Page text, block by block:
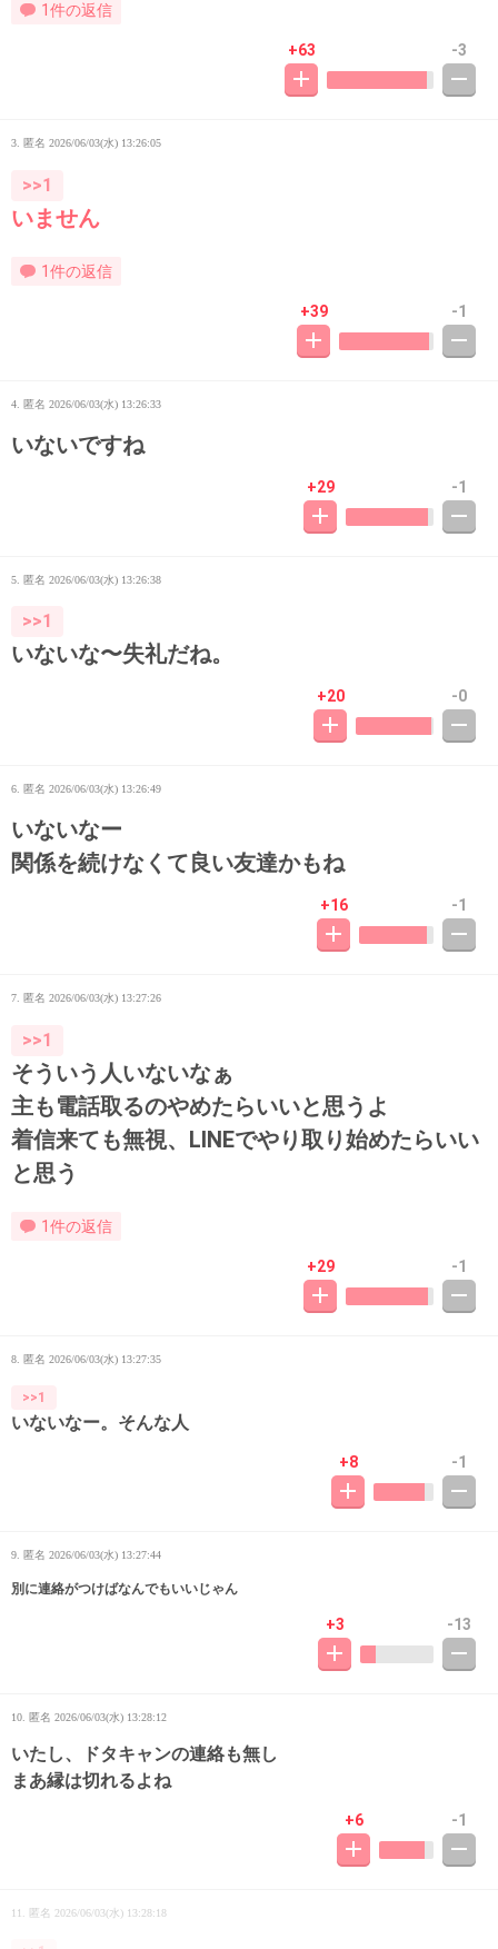
1件の返信
+63 -3
3. 匿名 2026/06/03(水) 13:26:05
>>1
いません
1件の返信
+39 -1
4. 匿名 2026/06/03(水) 13:26:33
いないですね
+29 -1
5. 匿名 2026/06/03(水) 13:26:38
>>1
いないな〜失礼だね。
+20 -0
6. 匿名 2026/06/03(水) 13:26:49
いないなー
関係を続けなくて良い友達かもね
+16 -1
7. 匿名 2026/06/03(水) 13:27:26
>>1
そういう人いないなぁ
主も電話取るのやめたらいいと思うよ
着信来ても無視、LINEでやり取り始めたらいい
と思う
1件の返信
+29 -1
8. 匿名 2026/06/03(水) 13:27:35
>>1
いないなー。そんな人
+8 -1
9. 匿名 2026/06/03(水) 13:27:44
別に連絡がつけばなんでもいいじゃん
+3 -13
10. 匿名 2026/06/03(水) 13:28:12
いたし、ドタキャンの連絡も無し
まあ縁は切れるよね
+6 -1
11. 匿名 2026/06/03(水) 13:28:18